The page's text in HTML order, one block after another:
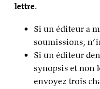
lettre.
Si un éditeur a
soumissions,
Si un éditeur
synopsis et non
envoyez trois